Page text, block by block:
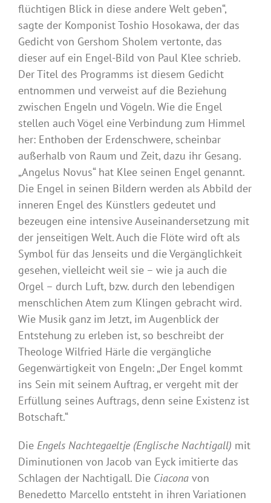
flüchtigen Blick in diese andere Welt geben“,
sagte der Komponist Toshio Hosokawa, der das
Gedicht von Gershom Sholem vertonte, das
dieser auf ein Engel-Bild von Paul Klee schrieb.
Der Titel des Programms ist diesem Gedicht
entnommen und verweist auf die Beziehung
zwischen Engeln und Vögeln. Wie die Engel
stellen auch Vögel eine Verbindung zum Himmel
her: Enthoben der Erdenschwere, scheinbar
außerhalb von Raum und Zeit, dazu ihr Gesang.
„Angelus Novus“ hat Klee seinen Engel genannt.
Die Engel in seinen Bildern werden als Abbild der
inneren Engel des Künstlers gedeutet und
bezeugen eine intensive Auseinandersetzung mit
der jenseitigen Welt. Auch die Flöte wird oft als
Symbol für das Jenseits und die Vergänglichkeit
gesehen, vielleicht weil sie – wie ja auch die
Orgel – durch Luft, bzw. durch den lebendigen
menschlichen Atem zum Klingen gebracht wird.
Wie Musik ganz im Jetzt, im Augenblick der
Entstehung zu erleben ist, so beschreibt der
Theologe Wilfried Härle die vergängliche
Gegenwärtigkeit von Engeln: „Der Engel kommt
ins Sein mit seinem Auftrag, er vergeht mit der
Erfüllung seines Auftrags, denn seine Existenz ist
Botschaft.“
Die Engels Nachtegaeltje (Englische Nachtigall) mit
Diminutionen von Jacob van Eyck imitierte das
Schlagen der Nachtigall. Die Ciacona von
Benedetto Marcello entsteht in ihren Variationen